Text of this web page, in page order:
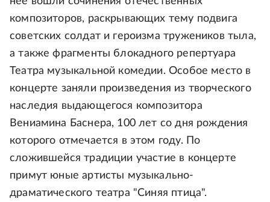
композиторов, раскрывающих тему подвига
советских солдат и героизма тружеников тыла,
а также фрагменты блокадного репертуара
Театра музыкальной комедии. Особое место в
концерте заняли произведения из творческого
наследия выдающегося композитора
Вениамина Баснера, 100 лет со дня рождения
которого отмечается в этом году. По
сложившейся традиции участие в концерте
примут юные артисты музыкально-
драматического театра "Синяя птица".